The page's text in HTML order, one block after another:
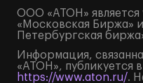
ООО «АТОН» является
«Московская Биржа»
Петербургская
Информация,
«АТОН», публикуется
https://www.aton.ru/.